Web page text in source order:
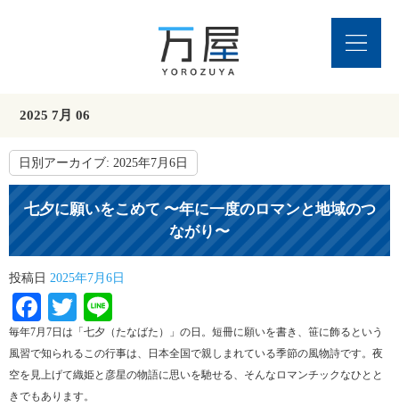
2025 7月 06
日別アーカイブ: 2025年7月6日
七夕に願いをこめて 〜年に一度のロマンと地域のつ
ながり〜
投稿日 2025年7月6日
Facebook
Twitter
毎年7月7日は「七夕（たなばた）」の日。短冊に願いを書き、笹に飾るという
風習で知られるこの行事は、日本全国で親しまれている季節の風物詩です。夜
空を見上げて織姫と彦星の物語に思いを馳せる、そんなロマンチックなひとと
きでもあります。